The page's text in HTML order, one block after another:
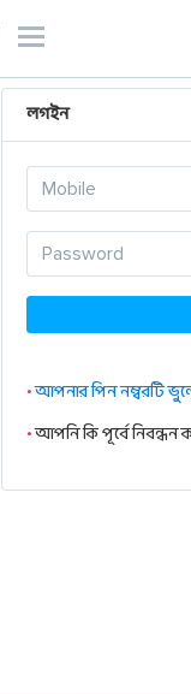
লগইন
•আপনার পিন নম্বরটি
•আপনি কি পূর্বে নিবন্ধন